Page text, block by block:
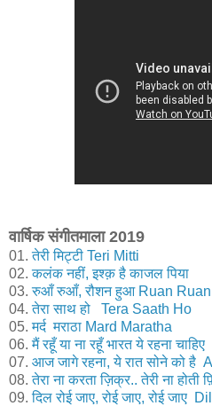
वार्षिक संगीतमाला 2019
01.तेरी मिट्टी Teri Mitti
02. कलंक नहीं, इश्क़ है काजल पिया
03.रुआँ रुआँ, रौशन हुआ Ruan Ruan
04.तेरा साथ हो Tera Saath Ho
05.मर्द मराठा Mard Maratha
06.मैं रहूँ या ना रहूँ भारत ये रहना
07. आज जागे रहना, ये रात सोने को है
08.तेरा ना करता ज़िक्र.. तेरी ना
09.दिल रोई जाए, रोई जाए, रोई जाए